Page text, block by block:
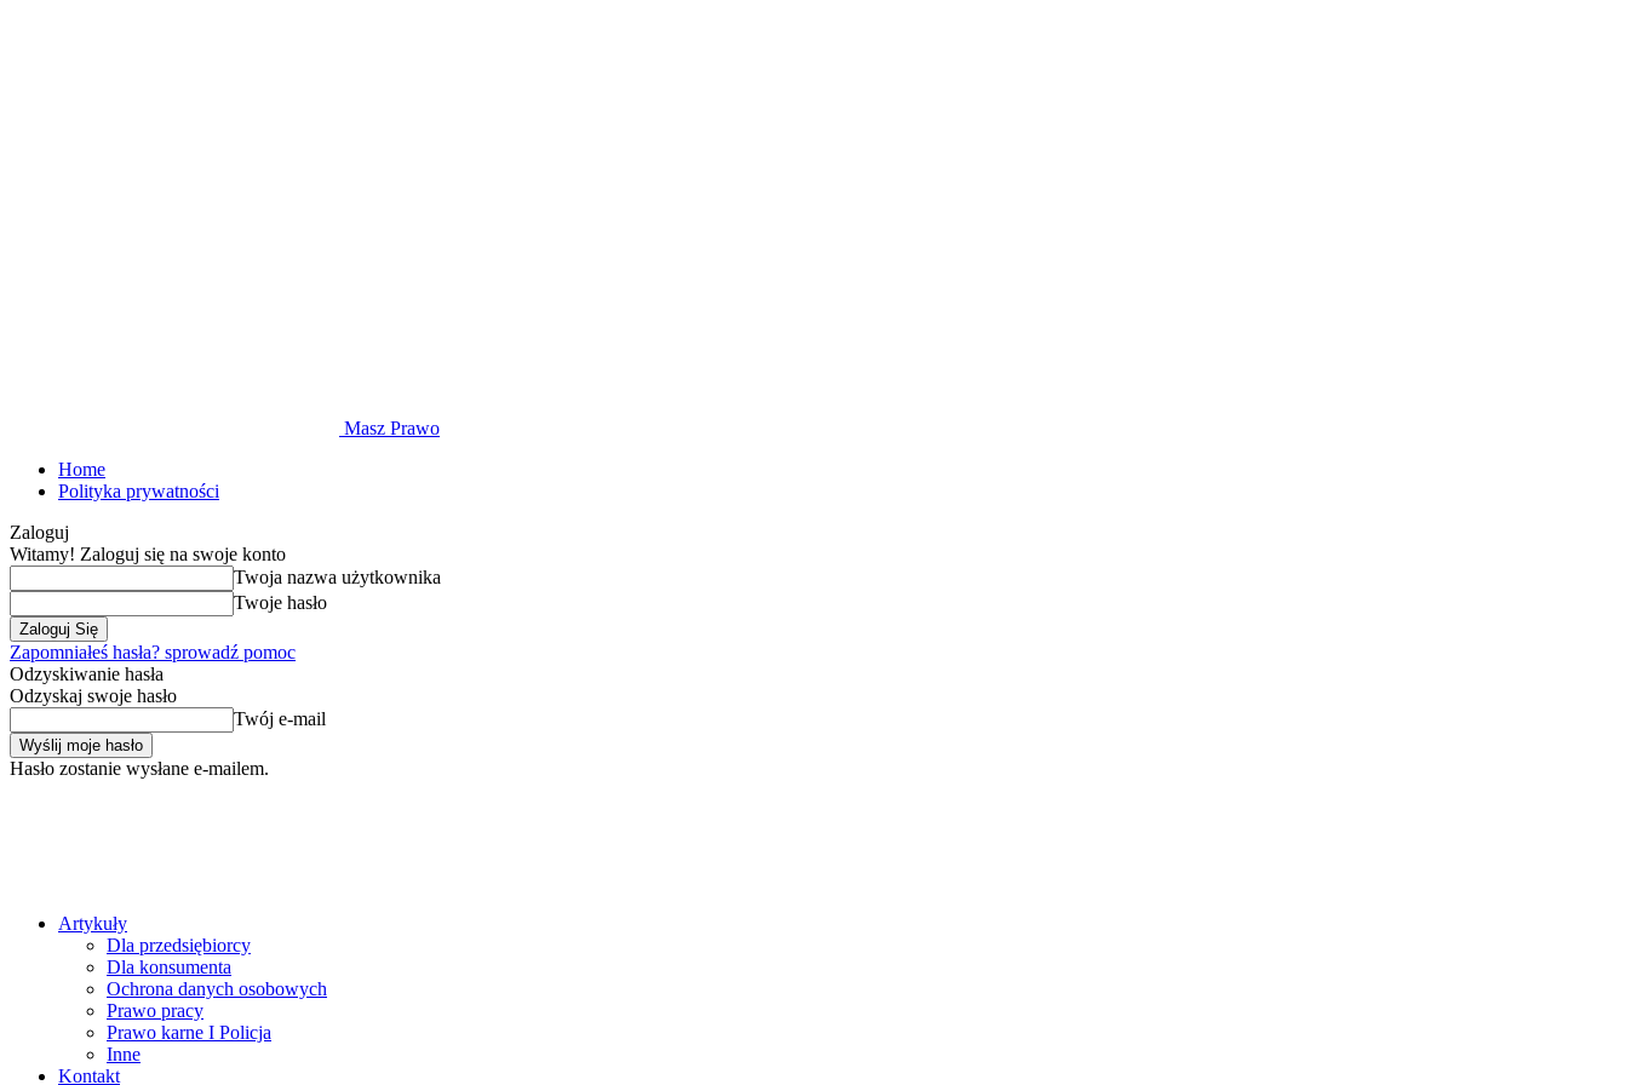
Masz Prawo
Home
Polityka prywatności
Zaloguj
Witamy! Zaloguj się na swoje konto
Twoja nazwa użytkownika
Twoje hasło
Zapomniałeś hasła? sprowadź pomoc
Odzyskiwanie hasła
Odzyskaj swoje hasło
Twój e-mail
Hasło zostanie wysłane e-mailem.
Artykuły
Dla przedsiębiorcy
Dla konsumenta
Ochrona danych osobowych
Prawo pracy
Prawo karne I Policja
Inne
Kontakt